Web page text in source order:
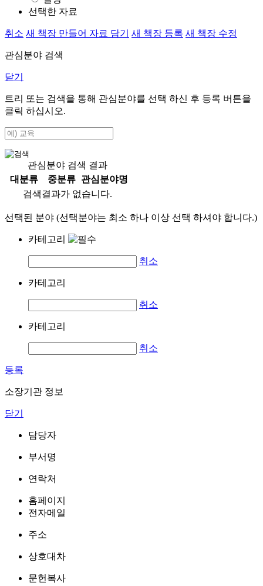
선택한 자료
취소 새 책장 만들어 자료 담기 새 책장 등록 새 책장 수정
관심분야 검색
닫기
트리 또는 검색을 통해 관심분야를 선택 하신 후 등록 버튼을
클릭 하십시오.
관심분야 검색 결과
대분류
중분류
관심분야명
검색결과가 없습니다.
선택된 분야 (선택분야는 최소 하나 이상 선택 하셔야 합니다.)
카테고리
취소
카테고리
취소
카테고리
취소
등록
소장기관 정보
닫기
담당자
부서명
연락처
홈페이지
전자메일
주소
상호대차
문헌복사